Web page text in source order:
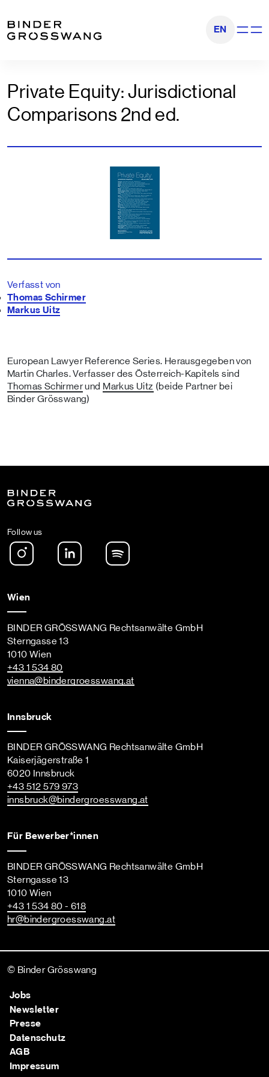
EN
Private Equity: Jurisdictional
Comparisons 2nd ed.
Verfasst von
Thomas Schirmer
Markus Uitz
European Lawyer Reference Series. Herausgegeben von
Martin Charles. Verfasser des Österreich-Kapitels sind
Thomas Schirmerund Markus Uitz (beide Partner bei
Binder Grösswang)
Follow us
Instagram LinkedIn
Wien
BINDER GRÖSSWANG Rechtsanwälte GmbH
Sterngasse 13
1010 Wien
+43 1 534 80
vienna@bindergroesswang.at
Innsbruck
BINDER GRÖSSWANG Rechtsanwälte GmbH
Kaiserjägerstraße 1
6020 Innsbruck
+43 512 579 973
innsbruck@bindergroesswang.at
Für Bewerber*innen
BINDER GRÖSSWANG Rechtsanwälte GmbH
Sterngasse 13
1010 Wien
+43 1 534 80 - 618
hr@bindergroesswang.at
© Binder Grösswang
Jobs
Newsletter
Presse
Datenschutz
AGB
Impressum